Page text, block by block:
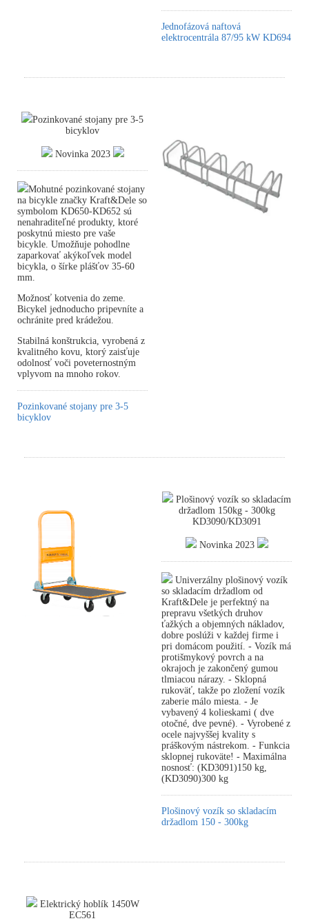
Jednofázová naftová
elektrocentrála 87/95 kW KD694
Pozinkované stojany pre 3-5
bicyklov
Novinka 2023
Mohutné pozinkované stojany
na bicykle značky Kraft&Dele so
symbolom KD650-KD652 sú
nenahraditeľné produkty, ktoré
poskytnú miesto pre vaše
bicykle. Umožňuje pohodlne
zaparkovať akýkoľvek model
bicykla, o šírke plášťov 35-60
mm.
Možnosť kotvenia do zeme.
Bicykel jednoducho pripevníte a
ochránite pred krádežou.
Stabilná konštrukcia, vyrobená z
kvalitného kovu, ktorý zaisťuje
odolnosť voči poveternostným
vplyvom na mnoho rokov.
Pozinkované stojany pre 3-5
bicyklov
Plošinový vozík so skladacím
držadlom 150kg - 300kg
KD3090/KD3091
Novinka 2023
Univerzálny plošinový vozík
so skladacím držadlom od
Kraft&Dele je perfektný na
prepravu všetkých druhov
ťažkých a objemných nákladov,
dobre poslúži v každej firme i
pri domácom použití. - Vozík má
protišmykový povrch a na
okrajoch je zakončený gumou
tlmiacou nárazy. - Sklopná
rukoväť, takže po zložení vozík
zaberie málo miesta. - Je
vybavený 4 kolieskami ( dve
otočné, dve pevné). - Vyrobené z
ocele najvyššej kvality s
práškovým nástrekom. - Funkcia
sklopnej rukoväte! - Maximálna
nosnosť: (KD3091)150 kg,
(KD3090)300 kg
Plošinový vozík so skladacím
držadlom 150 - 300kg
Elektrický hoblík 1450W
EC561